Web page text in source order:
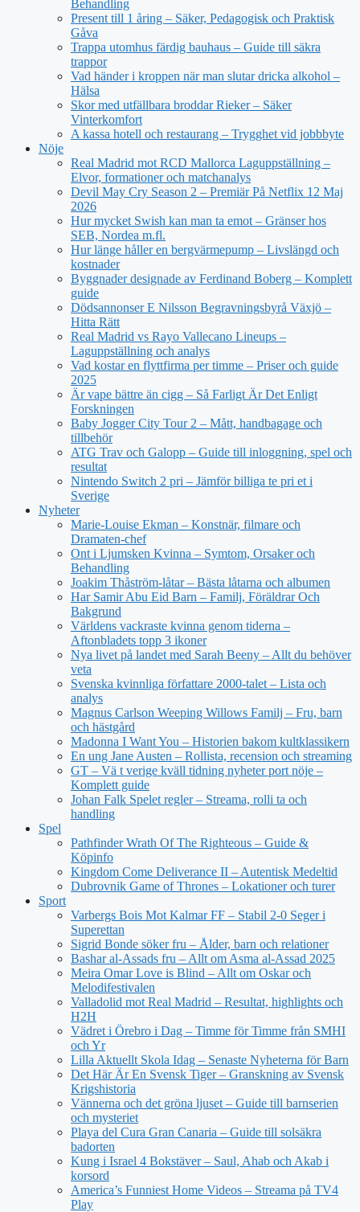
Behandling
Present till 1 åring – Säker, Pedagogisk och Praktisk
Gåva
Trappa utomhus färdig bauhaus – Guide till säkra
trappor
Vad händer i kroppen när man slutar dricka alkohol –
Hälsa
Skor med utfällbara broddar Rieker – Säker
Vinterkomfort
A kassa hotell och restaurang – Trygghet vid jobbbyte
Nöje
Real Madrid mot RCD Mallorca Laguppställning –
Elvor, formationer och matchanalys
Devil May Cry Season 2 – Premiär På Netflix 12 Maj
2026
Hur mycket Swish kan man ta emot – Gränser hos
SEB, Nordea m.fl.
Hur länge håller en bergvärmepump – Livslängd och
kostnader
Byggnader designade av Ferdinand Boberg – Komplett
guide
Dödsannonser E Nilsson Begravningsbyrå Växjö –
Hitta Rätt
Real Madrid vs Rayo Vallecano Lineups –
Laguppställning och analys
Vad kostar en flyttfirma per timme – Priser och guide
2025
Är vape bättre än cigg – Så Farligt Är Det Enligt
Forskningen
Baby Jogger City Tour 2 – Mått, handbagage och
tillbehör
ATG Trav och Galopp – Guide till inloggning, spel och
resultat
Nintendo Switch 2 pri – Jämför billiga te pri et i
Sverige
Nyheter
Marie-Louise Ekman – Konstnär, filmare och
Dramaten-chef
Ont i Ljumsken Kvinna – Symtom, Orsaker och
Behandling
Joakim Thåström-låtar – Bästa låtarna och albumen
Har Samir Abu Eid Barn – Familj, Föräldrar Och
Bakgrund
Världens vackraste kvinna genom tiderna –
Aftonbladets topp 3 ikoner
Nya livet på landet med Sarah Beeny – Allt du behöver
veta
Svenska kvinnliga författare 2000-talet – Lista och
analys
Magnus Carlson Weeping Willows Familj – Fru, barn
och hästgård
Madonna I Want You – Historien bakom kultklassikern
En ung Jane Austen – Rollista, recension och streaming
GT – Vä t verige kväll tidning nyheter port nöje –
Komplett guide
Johan Falk Spelet regler – Streama, rolli ta och
handling
Spel
Pathfinder Wrath Of The Righteous – Guide &
Köpinfo
Kingdom Come Deliverance II – Autentisk Medeltid
Dubrovnik Game of Thrones – Lokationer och turer
Sport
Varbergs Bois Mot Kalmar FF – Stabil 2-0 Seger i
Superettan
Sigrid Bonde söker fru – Ålder, barn och relationer
Bashar al-Assads fru – Allt om Asma al-Assad 2025
Meira Omar Love is Blind – Allt om Oskar och
Melodifestivalen
Valladolid mot Real Madrid – Resultat, highlights och
H2H
Vädret i Örebro i Dag – Timme för Timme från SMHI
och Yr
Lilla Aktuellt Skola Idag – Senaste Nyheterna för Barn
Det Här Är En Svensk Tiger – Granskning av Svensk
Krigshistoria
Vännerna och det gröna ljuset – Guide till barnserien
och mysteriet
Playa del Cura Gran Canaria – Guide till solsäkra
badorten
Kung i Israel 4 Bokstäver – Saul, Ahab och Akab i
korsord
America’s Funniest Home Videos – Streama på TV4
Play